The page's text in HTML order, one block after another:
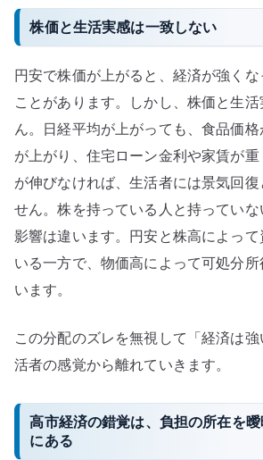
株価と生活実感は一致しない
円安で株価が上がると、経済が強く
ことがあります。しかし、株価と生
ん。日経平均が上がっても、食品価
が上がり、住宅ローン金利や家賃が
が伸びなければ、生活者には景気回復
せん。株を持っている人と持ってい
影響は違います。円安と株高によっ
いる一方で、物価高によって可処分
います。
この分配のズレを無視して「経済は
活者の感覚から離れていきます。
高市経済の錯覚は、負担の所在を
にある